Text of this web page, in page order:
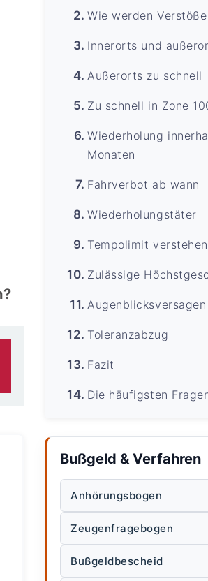
Wie werden
Innerorts und
Außerorts zu schnell
Zu schnell in Zone
Wiederholung
Monaten
Fahrverbot ab wann
Wiederholungstäter
Tempolimit verstehen
Zulässige
Augenblicksversagen
Toleranzabzug
Fazit
Die häufigsten
Bußgeld & Verfahren
Anhörungsbogen
Zeugenfragebogen
Bußgeldbescheid